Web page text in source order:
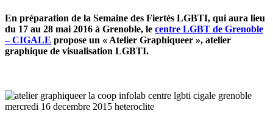
En préparation de la Semaine des Fiertés LGBTI, qui aura lieu
du 17 au 28 mai 2016 à Grenoble, le centre LGBT de Grenoble
– CIGALE propose un « Atelier Graphiqueer », atelier
graphique de visualisation LGBTI.